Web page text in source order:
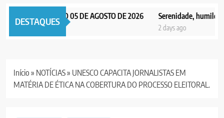
DESTAQUES
EDIÇÃO 05 DE AGOSTO DE 2026 Serenidade, humildade
2 days ago
Início » NOTÍCIAS» UNESCO CAPACITA JORNALISTAS EM
MATÉRIA DE ÉTICA NA COBERTURA DO PROCESSO ELEITORAL.